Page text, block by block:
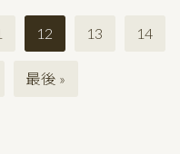
12 13 14
最後 »